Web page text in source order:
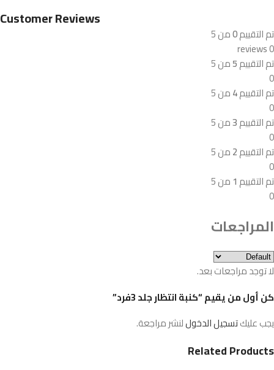
Customer Reviews
تم التقييم0من 5
0 reviews
تم التقييم5من 5
0
تم التقييم4من 5
0
تم التقييم3من 5
0
تم التقييم2من 5
0
تم التقييم 1 من 5
0
المراجعات
لا توجد مراجعات بعد.
كن أول من يقيم “كنبة انتظار جلد 3فرد”
يجب عليكتسجيل الدخوللنشر مراجعة.
Related Products